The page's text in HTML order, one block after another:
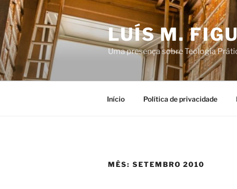
Saltar
para
conteúdo
LUÍS M.
Uma presença sobre Teologia
Início Política de privacidade
MÊS: SETEMBRO 2010